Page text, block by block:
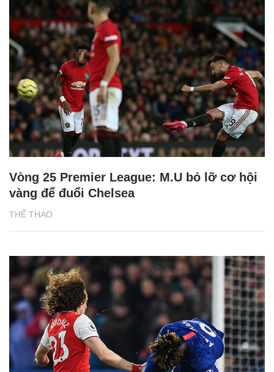
THỂ THAO
Vòng 25 Premier League: M.U bỏ lỡ cơ hội
vàng để đuổi Chelsea